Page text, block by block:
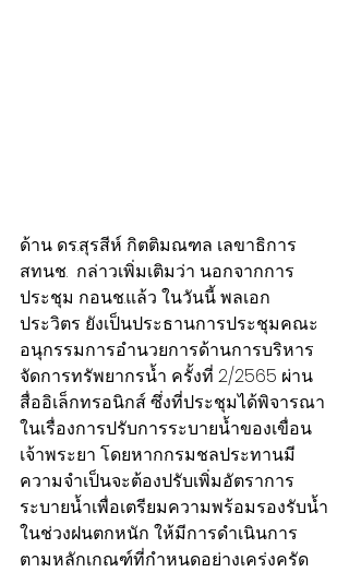
ด้าน ดร.สุรสีห์ กิตติมณฑล เลขาธิการ
สทนช.  กล่าวเพิ่มเติมว่า นอกจากการ
ประชุม กอนช.แล้ว ในวันนี้ พลเอก
ประวิตร ยังเป็นประธานการประชุมคณะ
อนุกรรมการอำนวยการด้านการบริหาร
จัดการทรัพยากรน้ำ ครั้งที่ 2/2565 ผ่าน
สื่ออิเล็กทรอนิกส์ ซึ่งที่ประชุมได้พิจารณา
ในเรื่องการปรับการระบายน้ำของเขื่อน
เจ้าพระยา โดยหากกรมชลประทานมี
ความจำเป็นจะต้องปรับเพิ่มอัตราการ
ระบายน้ำเพื่อเตรียมความพร้อมรองรับน้ำ
ในช่วงฝนตกหนัก ให้มีการดำเนินการ
ตามหลักเกณฑ์ที่กำหนดอย่างเคร่งครัด